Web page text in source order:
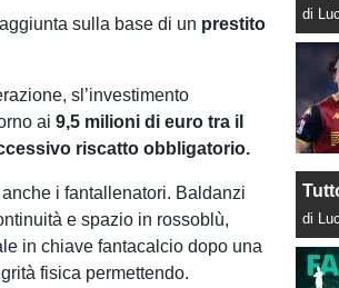
sulla base di un prestito
sl’investimento
ai 9,5 milioni di euro tra il
riscatto obbligatorio.
i fantallenatori. Baldanzi
e spazio in rossoblù,
in chiave fantacalcio dopo una
fisica permettendo.
di
di